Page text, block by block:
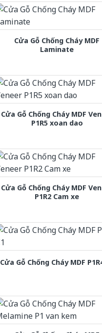
Cửa Gỗ Chống Cháy MDF
Laminate
Cửa Gỗ Chống Cháy MDF
P1R5 xoan dao
Cửa Gỗ Chống Cháy MDF
P1R2 Cam xe
Cửa Gỗ Chống Cháy MDF